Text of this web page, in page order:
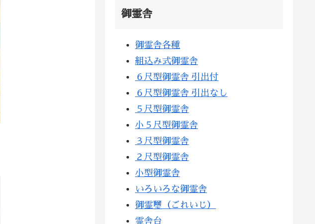
御霊舎
御霊舎各種
組込み式御霊舎
６尺型御霊舎 引出付
６尺型御霊舎 引出なし
５尺型御霊舎
小５尺型御霊舎
３尺型御霊舎
２尺型御霊舎
小型御霊舎
いろいろな御霊舎
御霊璽（ごれいじ）
霊舎台